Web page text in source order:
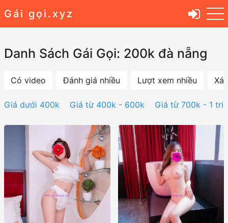
Gái gọi.xyz
Danh Sách Gái Gọi: 200k đà nẵng
Có video Đánh giá nhiều Lượt xem nhiều
Giá dưới 400k Giá từ 400k - 600k Giá từ 700k - 1